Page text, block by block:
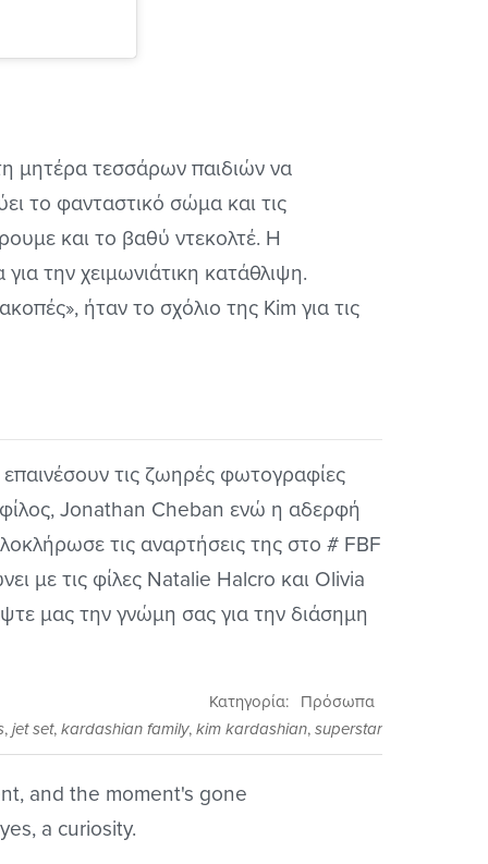
μητέρα τεσσάρων παιδιών να
το φανταστικό σώμα και τις
και το βαθύ ντεκολτέ. Η
την χειμωνιάτικη κατάθλιψη.
ήταν το σχόλιο της Kim για τις
τις ζωηρές φωτογραφίες
Jonathan Cheban ενώ η αδερφή
τις αναρτήσεις της στο # FBF
με τις φίλες Natalie Halcro και Olivia
μας την γνώμη σας για την διάσημη
Κατηγορία:
Πρόσωπα
, jet set, kardashian family, kim kardashian, superstar
and the moment's gone
a curiosity.